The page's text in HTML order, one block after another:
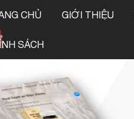
CHỦ GIỚI THIỆU
SÁCH